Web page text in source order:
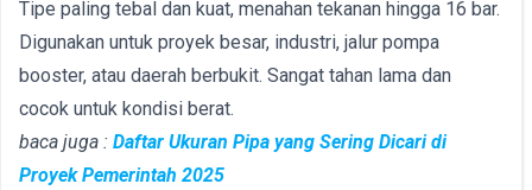
Tipe paling tebal dan kuat, menahan tekanan hingga 16 bar.
Digunakan untuk proyek besar, industri, jalur pompa
booster, atau daerah berbukit. Sangat tahan lama dan
cocok untuk kondisi berat.
baca juga : Daftar Ukuran Pipa yang Sering Dicari di
Proyek Pemerintah 2025